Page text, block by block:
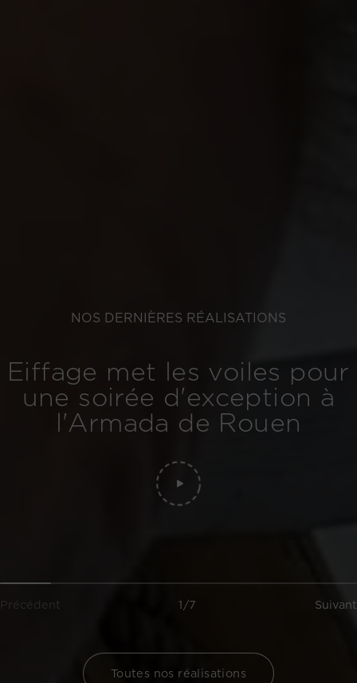
NOS DERNIÈRES RÉALISATIONS
Eiffage met les voiles pour
une soirée d'exception à
l'Armada de Rouen
Précédent 1/7 Suivant
Toutes nos réalisations